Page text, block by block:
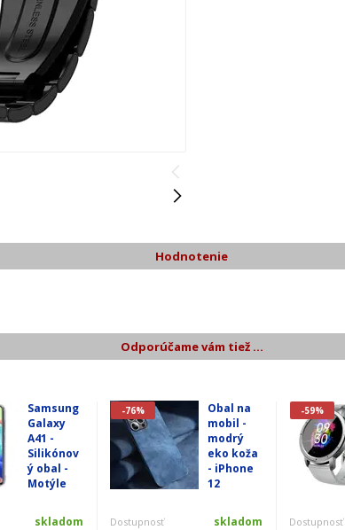
Hodnotenie
Odporúčame vám tiež ...
Samsung
Galaxy
A41 -
Silikónov
ý obal -
Motýle
skladom
-76%
Obal na
mobil -
modrý
eko koža
- iPhone
12
Dostupnosť skladom
-59%
Dostupnosť